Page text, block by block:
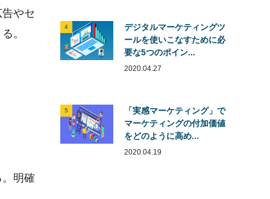
やセ
。
明確
4
デジタルマーケティングツ
ールを使いこなすために必
要な5つのポイン...
2020.04.27
5
「実感マーケティング」で
マーケティングの付加価値
をどのように高め...
2020.04.19